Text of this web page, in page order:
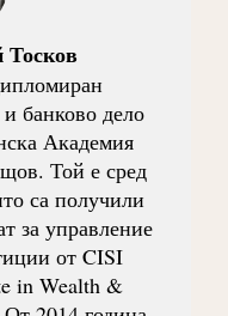
банково дело
Академия
Той е сред
са получили
за управление
от CISI
in Wealth &